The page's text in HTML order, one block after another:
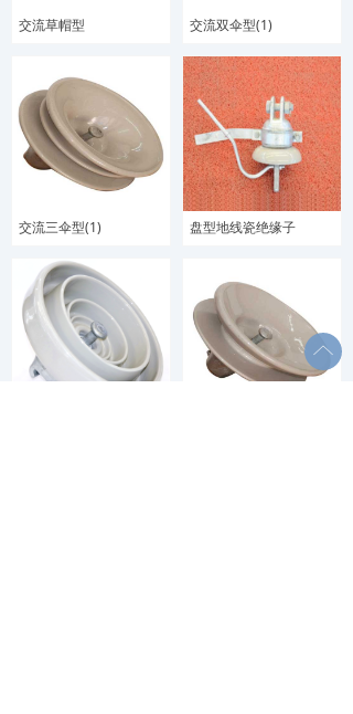
交流草帽型 交流双伞型(1)
交流三伞型(1) 盘型地线瓷绝缘子
ꂁ